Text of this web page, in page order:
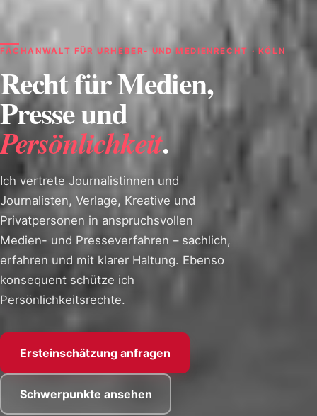
FACHANWALT FÜR URHEBER- UND MEDIENRECHT · KÖLN
Recht für Medien,
Presse und
Persönlichkeit.
Ich vertrete Journalistinnen und
Journalisten, Verlage, Kreative und
Privatpersonen in anspruchsvollen
Medien- und Presseverfahren – sachlich,
erfahren und mit klarer Haltung. Ebenso
konsequent schütze ich
Persönlichkeitsrechte.
Ersteinschätzung anfragen
Schwerpunkte ansehen